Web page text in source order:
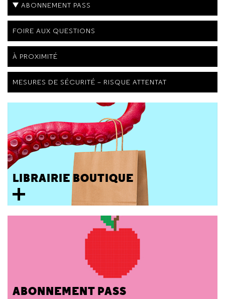
ABONNEMENT PASS
FOIRE AUX QUESTIONS
À PROXIMITÉ
MESURES DE SÉCURITÉ – RISQUE ATTENTAT
LIBRAIRIE BOUTIQUE
ABONNEMENT PASS